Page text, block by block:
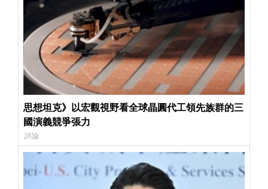
思想坦克》以宏觀視野看全球晶圓代工領先族群的三
國演義競爭張力
評論